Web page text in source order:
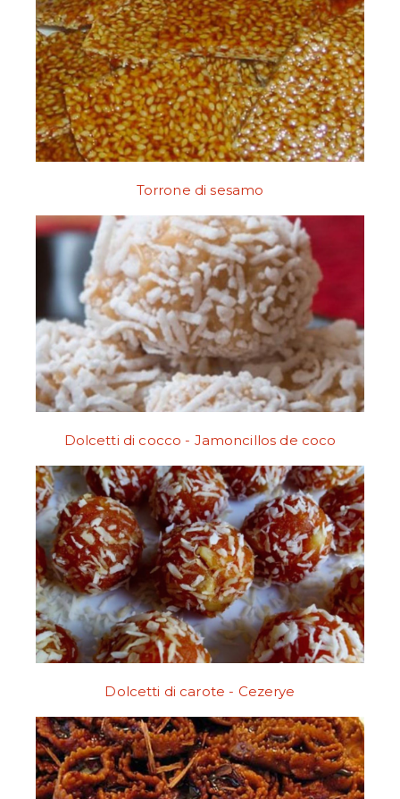
Torrone di sesamo
Dolcetti di cocco - Jamoncillos de coco
Dolcetti di carote - Cezerye